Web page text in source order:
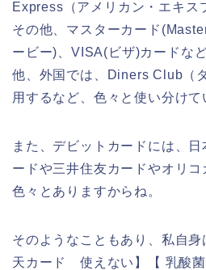
Express（アメリカン・エキス
その他、マスターカード
ービー)、VISA(ビザ)カードな
他、外国では、Diners Club（
用するなど、色々と使い分けて
また、デビットカードには、
ードや三井住友カードやオリコ
色々とありますからね。
そのようなこともあり、私自
天カード 使えない】【 乳酸